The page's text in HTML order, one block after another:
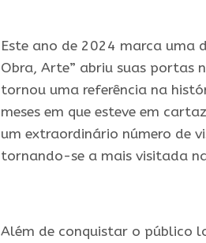
Este ano de 2024 marca uma
Obra, Arte” abriu suas portas
tornou uma referência na
meses em que esteve em
um extraordinário número de
tornando-se a mais visitada
Além de conquistar o público